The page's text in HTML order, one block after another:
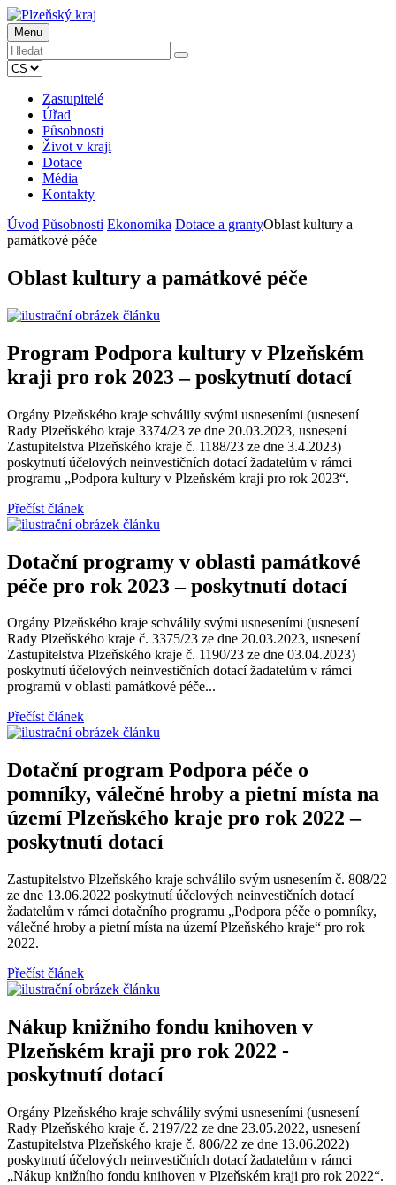
Menu
Zastupitelé
Úřad
Působnosti
Život v kraji
Dotace
Média
Kontakty
Úvod Působnosti Ekonomika Dotace a grantyOblast kultury a
památkové péče
Oblast kultury a památkové péče
Program Podpora kultury v Plzeňském
kraji pro rok 2023 – poskytnutí dotací
Orgány Plzeňského kraje schválily svými usneseními (usnesení
Rady Plzeňského kraje 3374/23 ze dne 20.03.2023, usnesení
Zastupitelstva Plzeňského kraje č. 1188/23 ze dne 3.4.2023)
poskytnutí účelových neinvestičních dotací žadatelům v rámci
programu „Podpora kultury v Plzeňském kraji pro rok 2023“.
Přečíst článek
Dotační programy v oblasti památkové
péče pro rok 2023 – poskytnutí dotací
Orgány Plzeňského kraje schválily svými usneseními (usnesení
Rady Plzeňského kraje č. 3375/23 ze dne 20.03.2023, usnesení
Zastupitelstva Plzeňského kraje č. 1190/23 ze dne 03.04.2023)
poskytnutí účelových neinvestičních dotací žadatelům v rámci
programů v oblasti památkové péče...
Přečíst článek
Dotační program Podpora péče o
pomníky, válečné hroby a pietní místa na
území Plzeňského kraje pro rok 2022 –
poskytnutí dotací
Zastupitelstvo Plzeňského kraje schválilo svým usnesením č. 808/22
ze dne 13.06.2022 poskytnutí účelových neinvestičních dotací
žadatelům v rámci dotačního programu „Podpora péče o pomníky,
válečné hroby a pietní místa na území Plzeňského kraje“ pro rok
2022.
Přečíst článek
Nákup knižního fondu knihoven v
Plzeňském kraji pro rok 2022 -
poskytnutí dotací
Orgány Plzeňského kraje schválily svými usneseními (usnesení
Rady Plzeňského kraje č. 2197/22 ze dne 23.05.2022, usnesení
Zastupitelstva Plzeňského kraje č. 806/22 ze dne 13.06.2022)
poskytnutí účelových neinvestičních dotací žadatelům v rámci
„Nákup knižního fondu knihoven v Plzeňském kraji pro rok 2022“.